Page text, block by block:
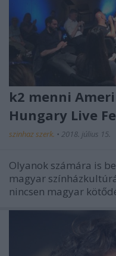
k2 menni
Hungary Live
szinhaz szerk. • 2018. július 15.
Olyanok számára is
magyar
nincsen magyar